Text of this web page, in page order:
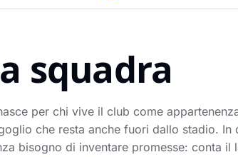
squadra
per chi vive il club come
che resta anche fuori dallo stadio.
bisogno di inventare promesse: conta